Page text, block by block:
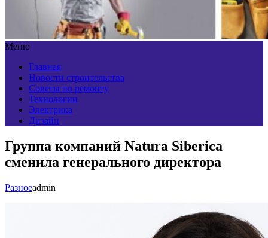
Меню
Главная
Новости строительства
Советы по ремонту
Технологии
Электрика
Дизайн
Группа компаний Natura Siberica
сменила генерального директора
Разноеadmin